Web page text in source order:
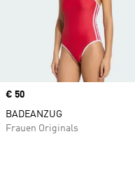
Price
€ 50
BADEANZUG
Frauen Originals